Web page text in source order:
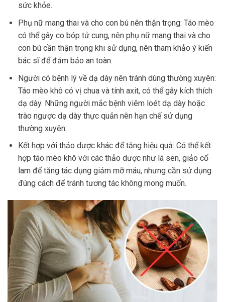
sức khỏe.
Phụ nữ mang thai và cho con bú nên thận trọng: Táo mèo
có thể gây co bóp tử cung, nên phụ nữ mang thai và cho
con bú cần thận trọng khi sử dụng, nên tham khảo ý kiến
bác sĩ để đảm bảo an toàn.
Người có bệnh lý về dạ dày nên tránh dùng thường xuyên:
Táo mèo khô có vị chua và tính axit, có thể gây kích thích
dạ dày. Những người mắc bệnh viêm loét dạ dày hoặc
trào ngược dạ dày thực quản nên hạn chế sử dụng
thường xuyên.
Kết hợp với thảo dược khác để tăng hiệu quả: Có thể kết
hợp táo mèo khô với các thảo dược như lá sen, giảo cổ
lam để tăng tác dụng giảm mỡ máu, nhưng cần sử dụng
đúng cách để tránh tương tác không mong muốn.